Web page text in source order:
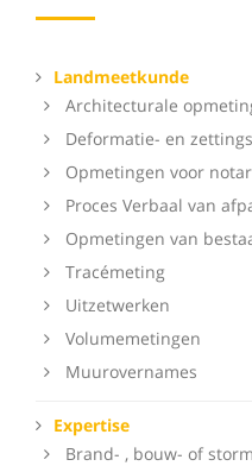
Landmeetkunde
Architecturale
Deformatie- en
Opmetingen voor
Proces Verbaal van
Opmetingen van
Tracémeting
Uitzetwerken
Volumemetingen
Muurovernames
Expertise
Brand- , bouw- of